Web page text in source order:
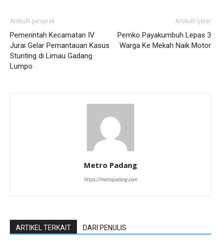
Artikulli paraprak
Pemerintah Kecamatan IV
Jurai Gelar Pemantauan Kasus
Stunting di Limau Gadang
Lumpo
Artikulli tjetër
Pemko Payakumbuh Lepas 3
Warga Ke Mekah Naik Motor
Metro Padang
https://metropadang.com
ARTIKEL TERKAIT DARI PENULIS